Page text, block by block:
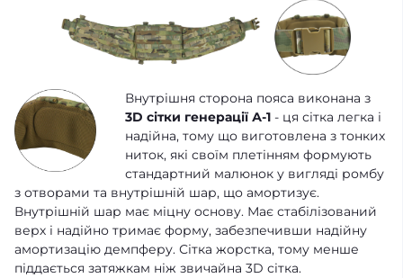
Внутрішня сторона пояса виконана з
3D сітки генерації А-1 - ця сітка легка і
надійна, тому що виготовлена з тонких
ниток, які своїм плетінням формують
стандартний малюнок у вигляді ромбу
з отворами та внутрішній шар, що амортизує.
Внутрішній шар має міцну основу. Має стабілізований
верх і надійно тримає форму, забезпечивши надійну
амортизацію демпферу. Сітка жорстка, тому менше
піддається затяжкам ніж звичайна 3D сітка.